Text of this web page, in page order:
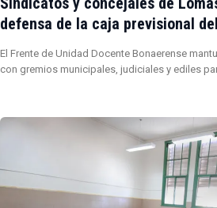
defensa de la caja previsional
El Frente de Unidad Docente Bonaerense
con gremios municipales, judiciales y ediles